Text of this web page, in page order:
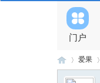
门户
爱果